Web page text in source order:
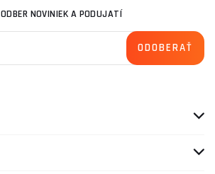
ODBER NOVINIEK A PODUJATÍ